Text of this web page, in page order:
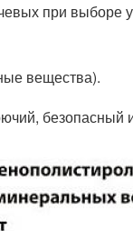
при выборе
вещества).